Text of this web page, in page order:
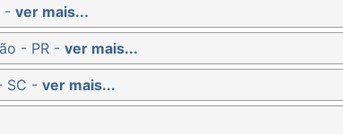
- ver mais...
- PR - ver mais...
SC - ver mais...